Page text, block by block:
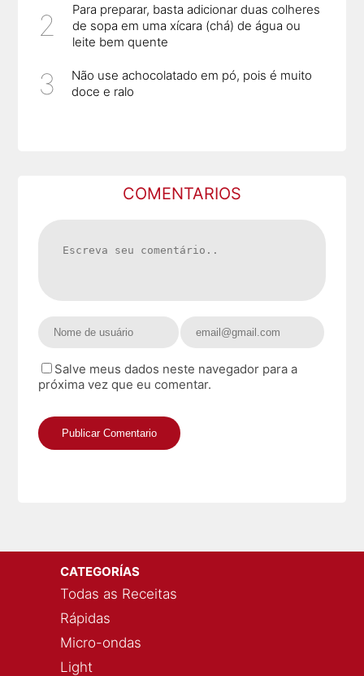
Para preparar, basta adicionar duas colheres
de sopa em uma xícara (chá) de água ou
leite bem quente
Não use achocolatado em pó, pois é muito
doce e ralo
COMENTARIOS
Salve meus dados neste navegador para a
próxima vez que eu comentar.
CATEGORÍAS
Todas as Receitas
Rápidas
Micro-ondas
Light